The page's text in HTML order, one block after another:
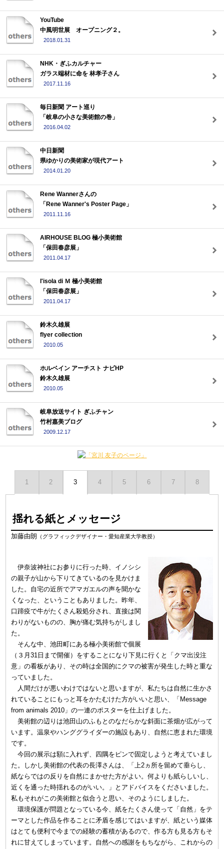
YouTube
中風明世展 オープニング２。
2018.01.31
NHK・ぎふカルチャー
ガラス端材に命を 林孝子さん
2017.11.16
毎日新聞 アート巡り
「岐阜の小さな美術館の巻」
2016.04.02
中日新聞
県ゆかりの美術家が現代アート
2014.01.20
Rene Wannerさんの
「Rene Wanner's Poster Page」
2011.11.16
AIRHOUSE BLOG 極小美術館
「保田春彦展」
2011.04.17
l'isola di Ｍ 極小美術館
「保田春彦展」
2011.04.17
鈴木久雄展
flyer collection
2010.05
ホルベイン アーチスト ナビHP
鈴木久雄展
2010.05
岐阜放送サイト ぎふチャン
竹村嘉美ブログ
2009.12.17
1 2 3 4 5 6 7 8
揺れる紙とメッセージ
加藤由朗 （グラフィックデザイナー・愛知産業大学教授）
伊奈波神社にお参りに行った時、イノシシ
の親子が山から下りてきているのを見かけま
した。自宅の近所でアマガエルの声を聞かな
くなった、ということもありました。昨年、
口蹄疫で牛がたくさん殺処分され、直接は関
わりがないものの、胸が痛む気持ちがしまし
た。
そんな中、池田町にある極小美術館で個展
（３月31日まで開催）をすることになり下見に行くと「クマ出没注
意」の看板があり、その時は全国的にクマの被害が発生した時と重な
っていました。
人間だけが悪いわけではないと思いますが、私たちは自然に生かさ
れていることにもっと耳をかたむけた方がいいと思い、「Message
from animals 2010」の一連のポスターを仕上げました。
美術館の辺りは池田山のふもとのなだらかな斜面に茶畑が広がって
います。温泉やハンググライダーの施設もあり、自然に恵まれた環境
です。
今回の展示は額に入れず、四隅をピンで固定しようと考えていまし
た。しかし美術館の代表の長澤さんは、「上2ヵ所を留めて垂らし、
紙ならではの反りを自然にまかせた方がよい。何よりも紙らしいし、
近くを通った時揺れるのがいい。」とアドバイスをくださいました。
私もそれがこの美術館と似合うと思い、そのようにしました。
環境保護が問題となっている今、紙をたくさん使って「自然」をテ
ーマとした作品を作ることに矛盾を感じてはいますが、紙という媒体
はとても便利で今までの経験の蓄積があるので、作る方も見る方もそ
れに甘えてしまっています。自然への感謝をもちながら、これからの